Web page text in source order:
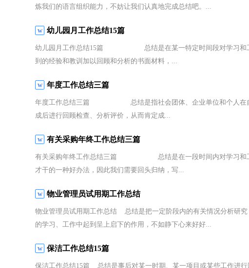
炼我们的语言组织能力，不妨让我们认真地完成总结吧。...
幼儿园月工作总结15篇
幼儿园月工作总结15篇 总结是在某一特定时间段对学习和工作
到的经验和教训加以回顾和分析的书面材料，...
年度工作总结三篇
年度工作总结三篇 总结是指社会团体、企业单位和个人在自身
成后进行回顾检查、分析评价，从而肯定成...
有关采购年终工作总结三篇
有关采购年终工作总结三篇 总结是在一段时间内对学习和工作
才干的一种好办法，因此我们需要回头归纳，写...
物业管理员试用期工作总结
物业管理员试用期工作总结 总结是把一定阶段内的有关情况分析研
的学习、工作中起到呈上启下的作用，不如静下心来好好...
保洁工作总结15篇
保洁工作总结15篇 总结是事后对某一时期、某一项目或某些工作进